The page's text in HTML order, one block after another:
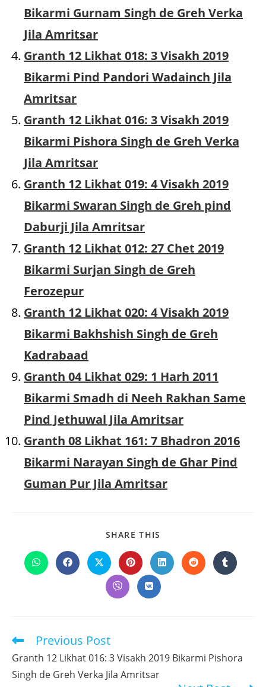
Bikarmi Gurnam Singh de Greh Verka
Jila Amritsar
Granth 12 Likhat 018: 3 Visakh 2019
Bikarmi Pind Pandori Wadainch Jila
Amritsar
Granth 12 Likhat 016: 3 Visakh 2019
Bikarmi Pishora Singh de Greh Verka
Jila Amritsar
Granth 12 Likhat 019: 4 Visakh 2019
Bikarmi Swaran Singh de Greh pind
Daburji Jila Amritsar
Granth 12 Likhat 012: 27 Chet 2019
Bikarmi Surjan Singh de Greh
Ferozepur
Granth 12 Likhat 020: 4 Visakh 2019
Bikarmi Bakhshish Singh de Greh
Kadrabaad
Granth 04 Likhat 029: 1 Harh 2011
Bikarmi Smadh di Neeh Rakhan Same
Pind Jethuwal Jila Amritsar
Granth 08 Likhat 161: 7 Bhadron 2016
Bikarmi Narayan Singh de Ghar Pind
Guman Pur Jila Amritsar
SHARE THIS
CONTENT
Opens
in
Opens
in
Opens
in
new
window
Opens
in
new
window
Opens
in
Opens
in
Opens
in
Opens
in
Opens
in
Read
articles
Previous Post
Granth 12 Likhat 016: 3 Visakh 2019 Bikarmi Pishora
Singh de Greh Verka Jila Amritsar